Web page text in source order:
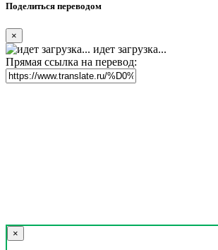
Поделиться переводом
×
идет загрузка...
Прямая ссылка на перевод:
×